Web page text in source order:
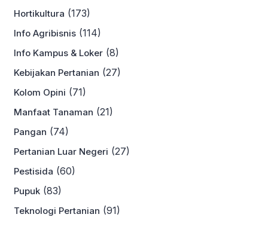
Hortikultura (173)
Info Agribisnis (114)
Info Kampus & Loker (8)
Kebijakan Pertanian (27)
Kolom Opini (71)
Manfaat Tanaman (21)
Pangan (74)
Pertanian Luar Negeri (27)
Pestisida (60)
Pupuk (83)
Teknologi Pertanian (91)